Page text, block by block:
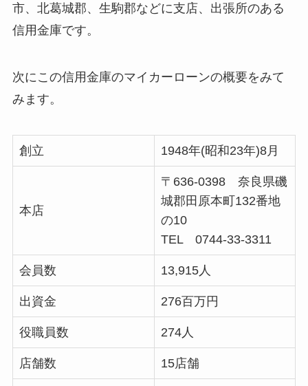
市、北葛城郡、生駒郡などに支店、出張所のある
信用金庫です。
次にこの信用金庫のマイカーローンの概要をみて
みます。
創立 1948年(昭和23年)8月
本店
〒636-0398 奈良県磯
城郡田原本町132番地
の10
TEL 0744-33-3311
会員数 13,915人
出資金 276百万円
役職員数 274人
店舗数 15店舗